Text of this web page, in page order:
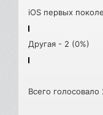
iOS первых
Другая - 2 (0%)
Всего